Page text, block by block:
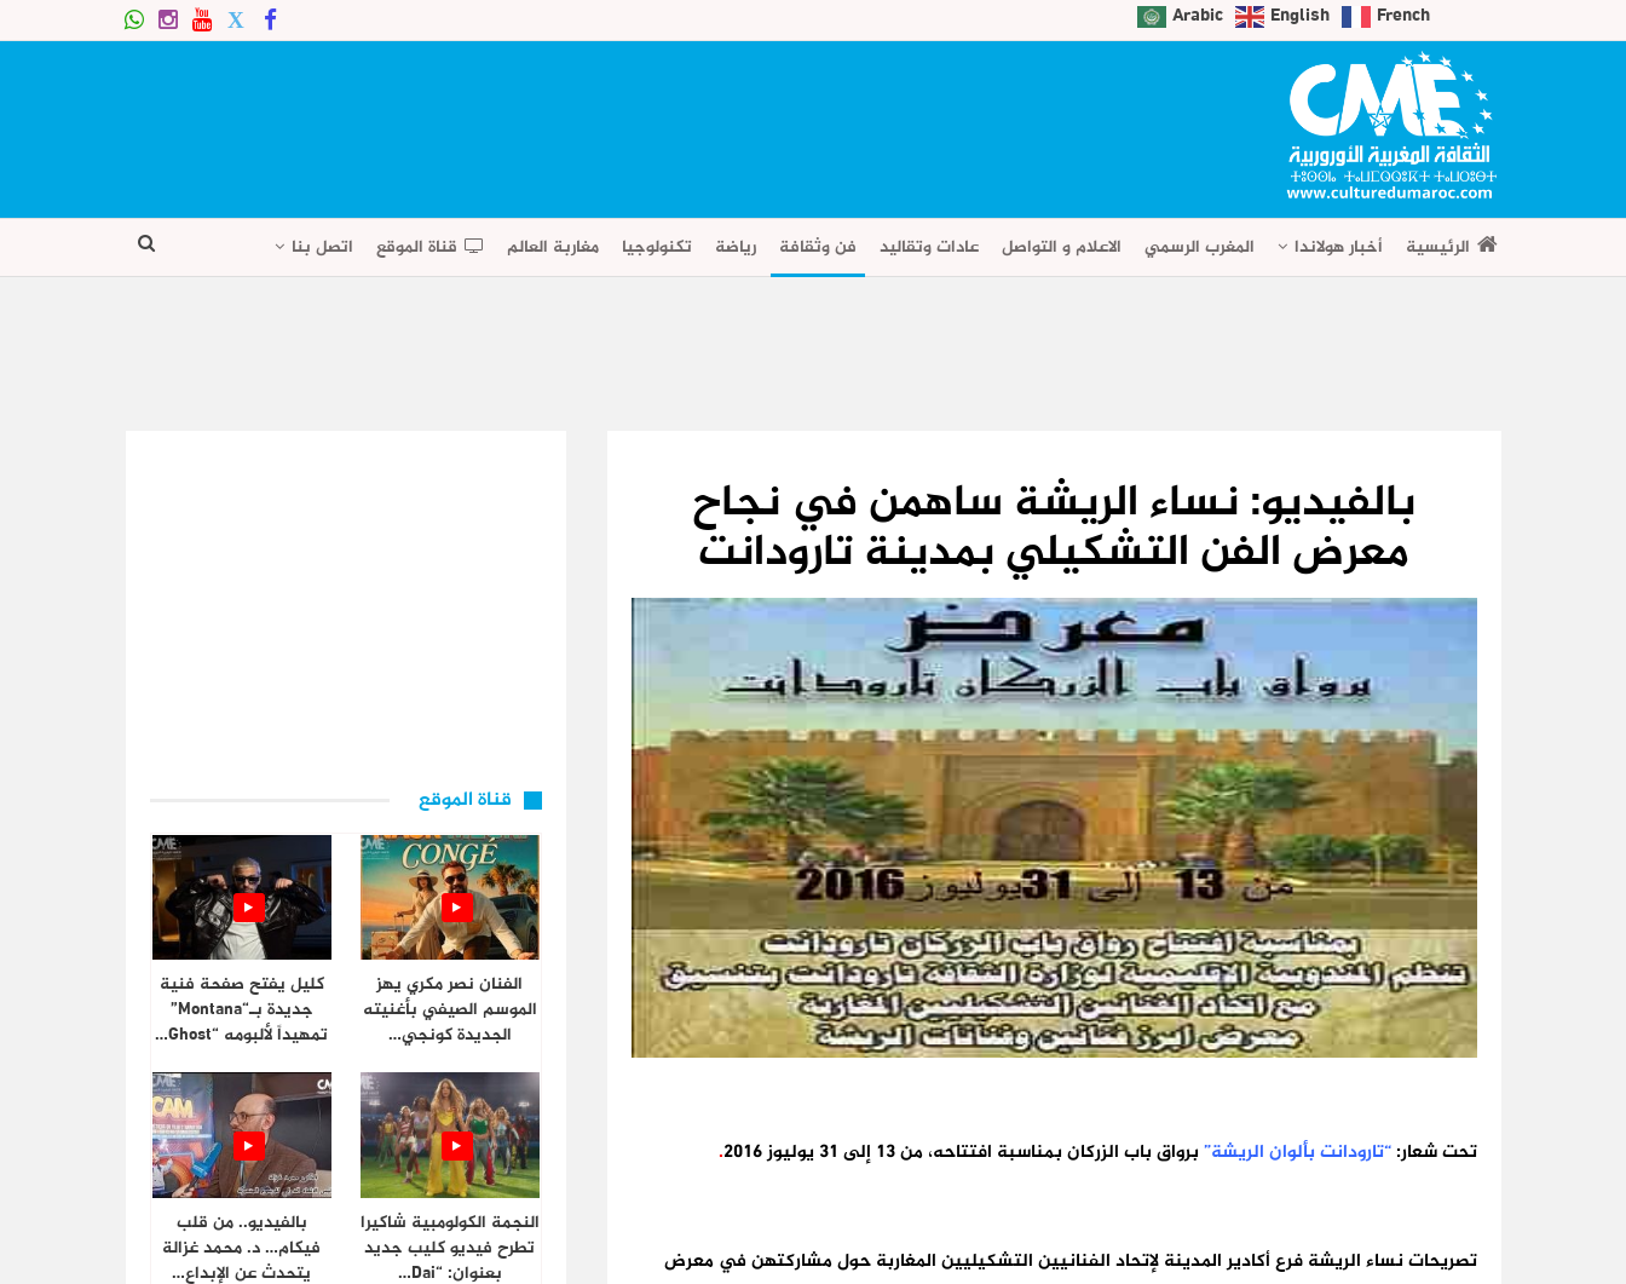
Arabic English French
الرئيسية أخبار هولاندا المغرب الرسمي الاعلام و التواصل عادات وتقاليد فن وثقافة رياضة تكنولوجيا مغاربة العالم قناة الموقع اتصل بنا
بالفيديو: نساء الريشة ساهمن في نجاح
معرض الفن التشكيلي بمدينة تارودانت
تحت شعار:“تارودانت بألوان الريشة” برواق باب الزركان بمناسبة افتتاحه،من 13 إلى 31 يوليوز 2016 .
تصريحات نساء الريشة فرع أكادير المدينة لإتحاد الفنانيين التشكيليين المغاربة حول مشاركتهن في معرض
قناة الموقع
الفنان نصر مكري يهز
الموسم الصيفي بأغنيته
الجديدة كونجي…
كليل يفتح صفحة فنية
جديدة بـ“Montana”
تمهيداً لألبومه “Ghost…
النجمة الكولومبية شاكيرا
تطرح فيديو كليب جديد
بعنوان: “Dai…
بالفيديو.. من قلب
فيكام… د. محمد غزالة
يتحدث عن الإبداع…